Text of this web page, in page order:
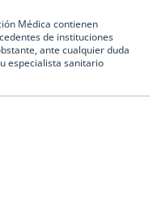
Médica contienen
de instituciones
ante cualquier duda
especialista sanitario